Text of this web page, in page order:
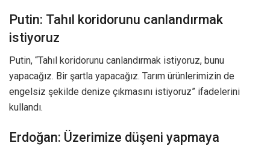
Putin: Tahıl koridorunu canlandırmak
istiyoruz
Putin, “Tahıl koridorunu canlandırmak istiyoruz, bunu
yapacağız. Bir şartla yapacağız. Tarım ürünlerimizin de
engelsiz şekilde denize çıkmasını istiyoruz” ifadelerini
kullandı.
Erdoğan: Üzerimize düşeni yapmaya